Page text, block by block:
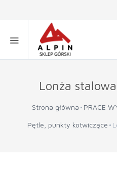
Lonża
Strona główna PRACE
Pętle, punkty kotwiczące